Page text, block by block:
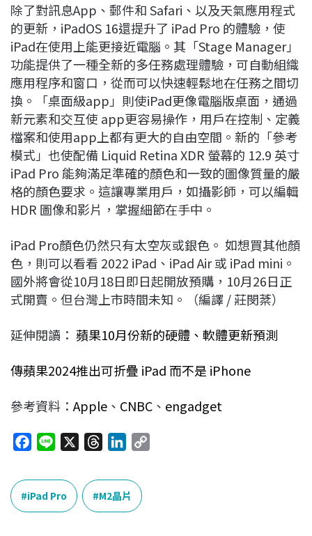
除了對訊息App、郵件和 Safari、以及天氣應用程式
的更新，iPadOS 16還提升了 iPad Pro 的體驗，使
iPad在使用上能更接近電腦。其「Stage Manager」
功能提供了一種全新的多任務處理體驗，可自動組織
應用程序和窗口，從而可以快速輕鬆地在任務之間切
換。「桌面級app」則使iPad更像電腦版桌面，通過
新元素和交互使 app更容易操作，用戶在控制、定義
檔案和使用app上都有更大的自由空間。新的「參考
模式」也使配備 Liquid Retina XDR 螢幕的 12.9 英寸
iPad Pro 能夠滿足準確的顏色和一致的圖像質量的嚴
格的顏色要求。這讓專業用戶，如攝影師，可以編輯
HDR 圖像和影片，掌握細節在手中。
iPad Pro顏色仍然只有太空灰或銀色。 如想買其他顏
色，則可以看看 2022 iPad、iPad Air 或 iPad mini。
國外將會從10月18日即日起開放預購，10月26日正
式開賣。但台灣上市時間未知。（編譯 / 莊閔棻）
延伸閱讀： 蘋果10月份新的硬體、軟體更新預測
傳蘋果2024推出可折疊 iPad 而不是 iPhone
參考資料：Apple 、 CNBC 、 engadget
c
e
b
n
e
r
e
a
n
k
e
iPad Pro M2晶片